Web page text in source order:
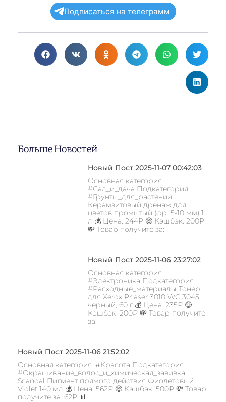
Подписаться на телеграмм
Больше Новостей
Новый Пост 2025-11-07 00:42:03
Основная категория:
#Сад_и_дача Подкатегория:
#Грунты_для_растений
Керамзитовый дренаж для
цветов промытый (фр. 5-10 мм) 1
л 💰 Цена: 244₽ 🤑 Кэшбэк: 200₽
💸 Товар получите за:
Новый Пост 2025-11-06 23:27:02
Основная категория:
#Электроника Подкатегория:
#Расходные_материалы Тонер
для Xerox Phaser 3010 WC 3045,
черный, 60 г 💰 Цена: 235₽ 🤑
Кэшбэк: 200₽ 💸 Товар получите
за:
Новый Пост 2025-11-06 21:52:02
Основная категория: #Красота Подкатегория:
#Окрашивание_волос_и_химическая_завивка
Scandal Пигмент прямого действия Фиолетовый
Violet 140 мл 💰 Цена: 562₽ 🤑 Кэшбэк: 500₽ 💸 Товар
получите за: 62₽ 📊